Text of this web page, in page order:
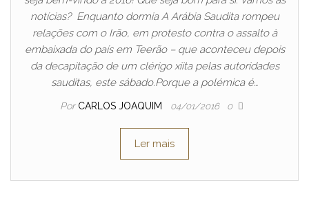
notícias? Enquanto dormia A Arábia Saudita rompeu
relações com o Irão, em protesto contra o assalto à
embaixada do país em Teerão – que aconteceu depois
da decapitação de um clérigo xiita pelas autoridades
sauditas, este sábado.Porque a polémica é…
Por CARLOS JOAQUIM 04/01/2016 0
Ler mais